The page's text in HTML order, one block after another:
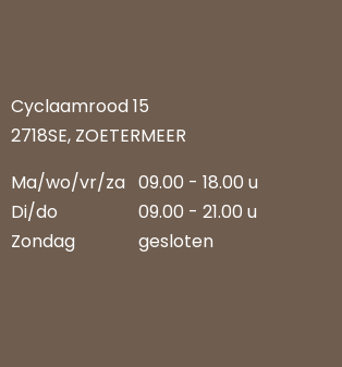
Cyclaamrood 15
2718SE, ZOETERMEER
Ma/wo/vr/za 09.00 - 18.00 u
Di/do
09.00 - 21.00 u
Zondag
gesloten